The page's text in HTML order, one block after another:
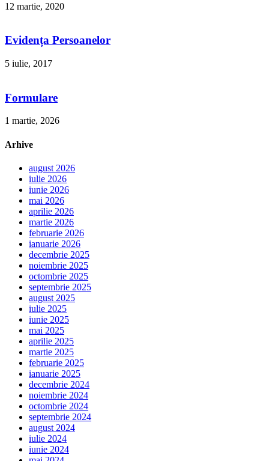
12 martie, 2020
Evidența Persoanelor
5 iulie, 2017
Formulare
1 martie, 2026
Arhive
august 2026
iulie 2026
iunie 2026
mai 2026
aprilie 2026
martie 2026
februarie 2026
ianuarie 2026
decembrie 2025
noiembrie 2025
octombrie 2025
septembrie 2025
august 2025
iulie 2025
iunie 2025
mai 2025
aprilie 2025
martie 2025
februarie 2025
ianuarie 2025
decembrie 2024
noiembrie 2024
octombrie 2024
septembrie 2024
august 2024
iulie 2024
iunie 2024